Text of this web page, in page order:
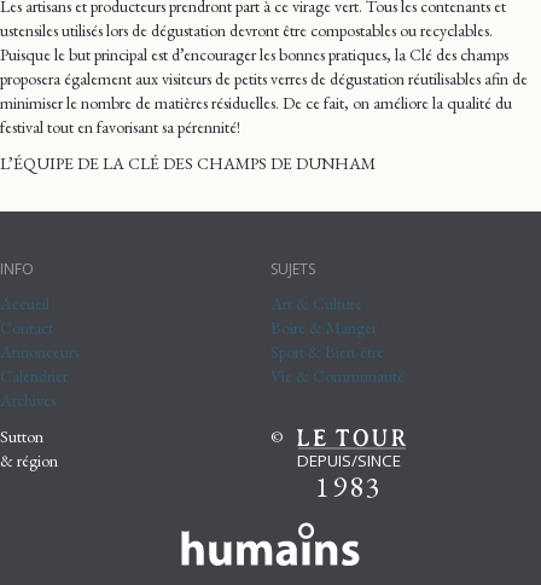
Les artisans et producteurs prendront part à ce virage vert. Tous les contenants et
ustensiles utilisés lors de dégustation devront être compostables ou recyclables.
Puisque le but principal est d’encourager les bonnes pratiques, la Clé des champs
proposera également aux visiteurs de petits verres de dégustation réutilisables afin de
minimiser le nombre de matières résiduelles. De ce fait, on améliore la qualité du
festival tout en favorisant sa pérennité!
L’ÉQUIPE DE LA CLÉ DES CHAMPS DE DUNHAM
INFO
Accueil
Contact
Annonceurs
Calendrier
Archives
SUJETS
Art & Culture
Boire & Manger
Sport & Bien-être
Vie & Communauté
Sutton
& région
©
DEPUIS/SINCE
1983